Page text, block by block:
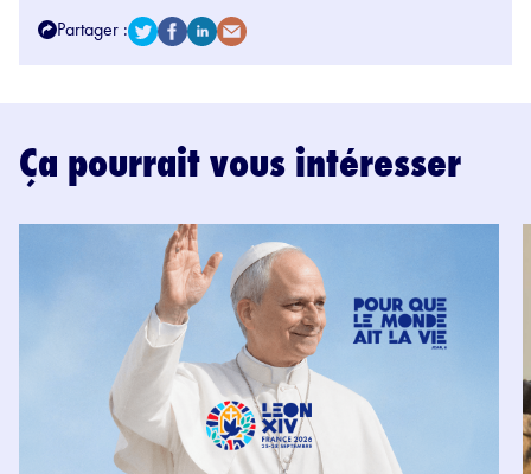
Partager :
Ça pourrait vous intéresser